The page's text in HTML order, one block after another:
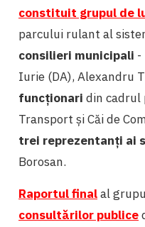
constituit grupul de
parcului rulant al
consilieri municipali -
Iurie (DA), Alexandru
funcționari din cadrul
Transport și Căi de
trei reprezentanți ai
Borosan.
Raportul finalal
consultărilor publice